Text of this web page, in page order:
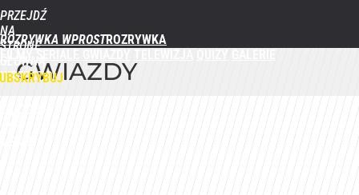
PRZEJDŹ
NA
STRONĘ
GŁÓWNĄ
WPROST.PL
ROZRYWKA WPROST
GWIAZDY